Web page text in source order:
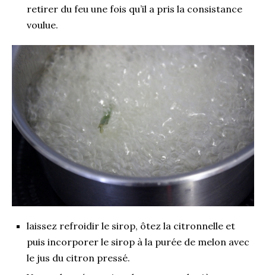
retirer du feu une fois qu’il a pris la consistance
voulue.
laissez refroidir le sirop, ôtez la citronnelle et
puis incorporer le sirop à la purée de melon avec
le jus du citron pressé.